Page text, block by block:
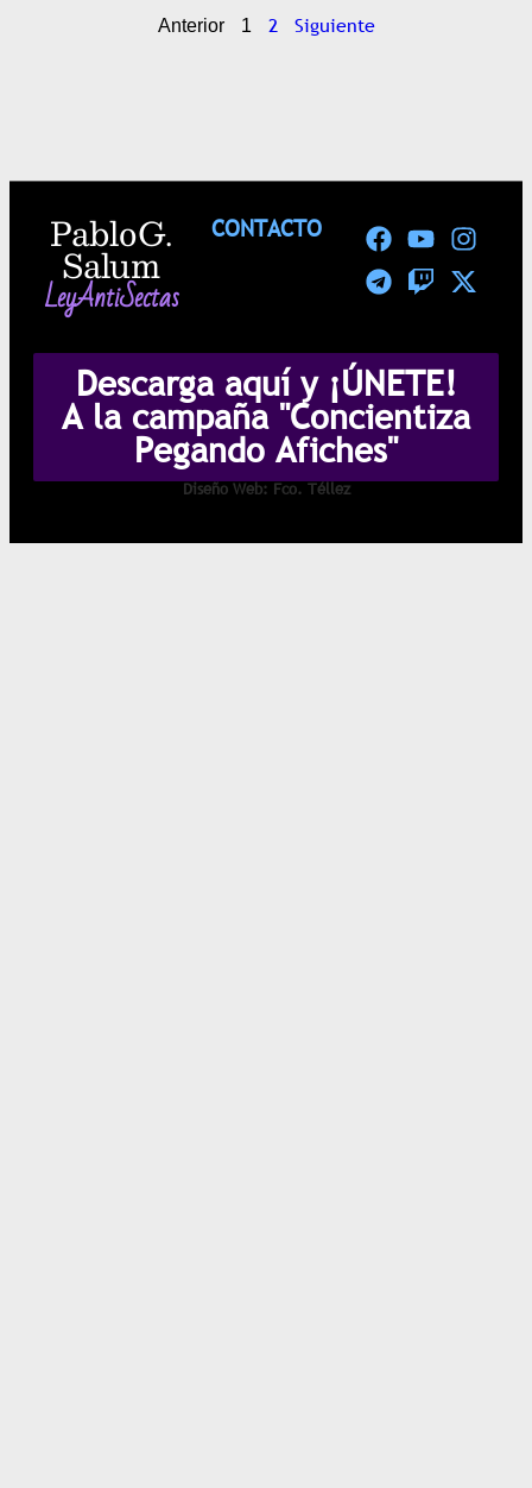
Anterior 1 2 Siguiente
CONTACTO
Pablo G.
Salum
LeyAntiSectas
Descarga aquí y ¡ÚNETE!
A la campaña "Concientiza
Pegando Afiches"
Diseño Web: Fco. Téllez